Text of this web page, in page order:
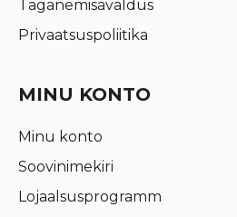
Taganemisavaldus
Privaatsuspoliitika
MINU KONTO
Minu konto
Soovinimekiri
Lojaalsusprogramm